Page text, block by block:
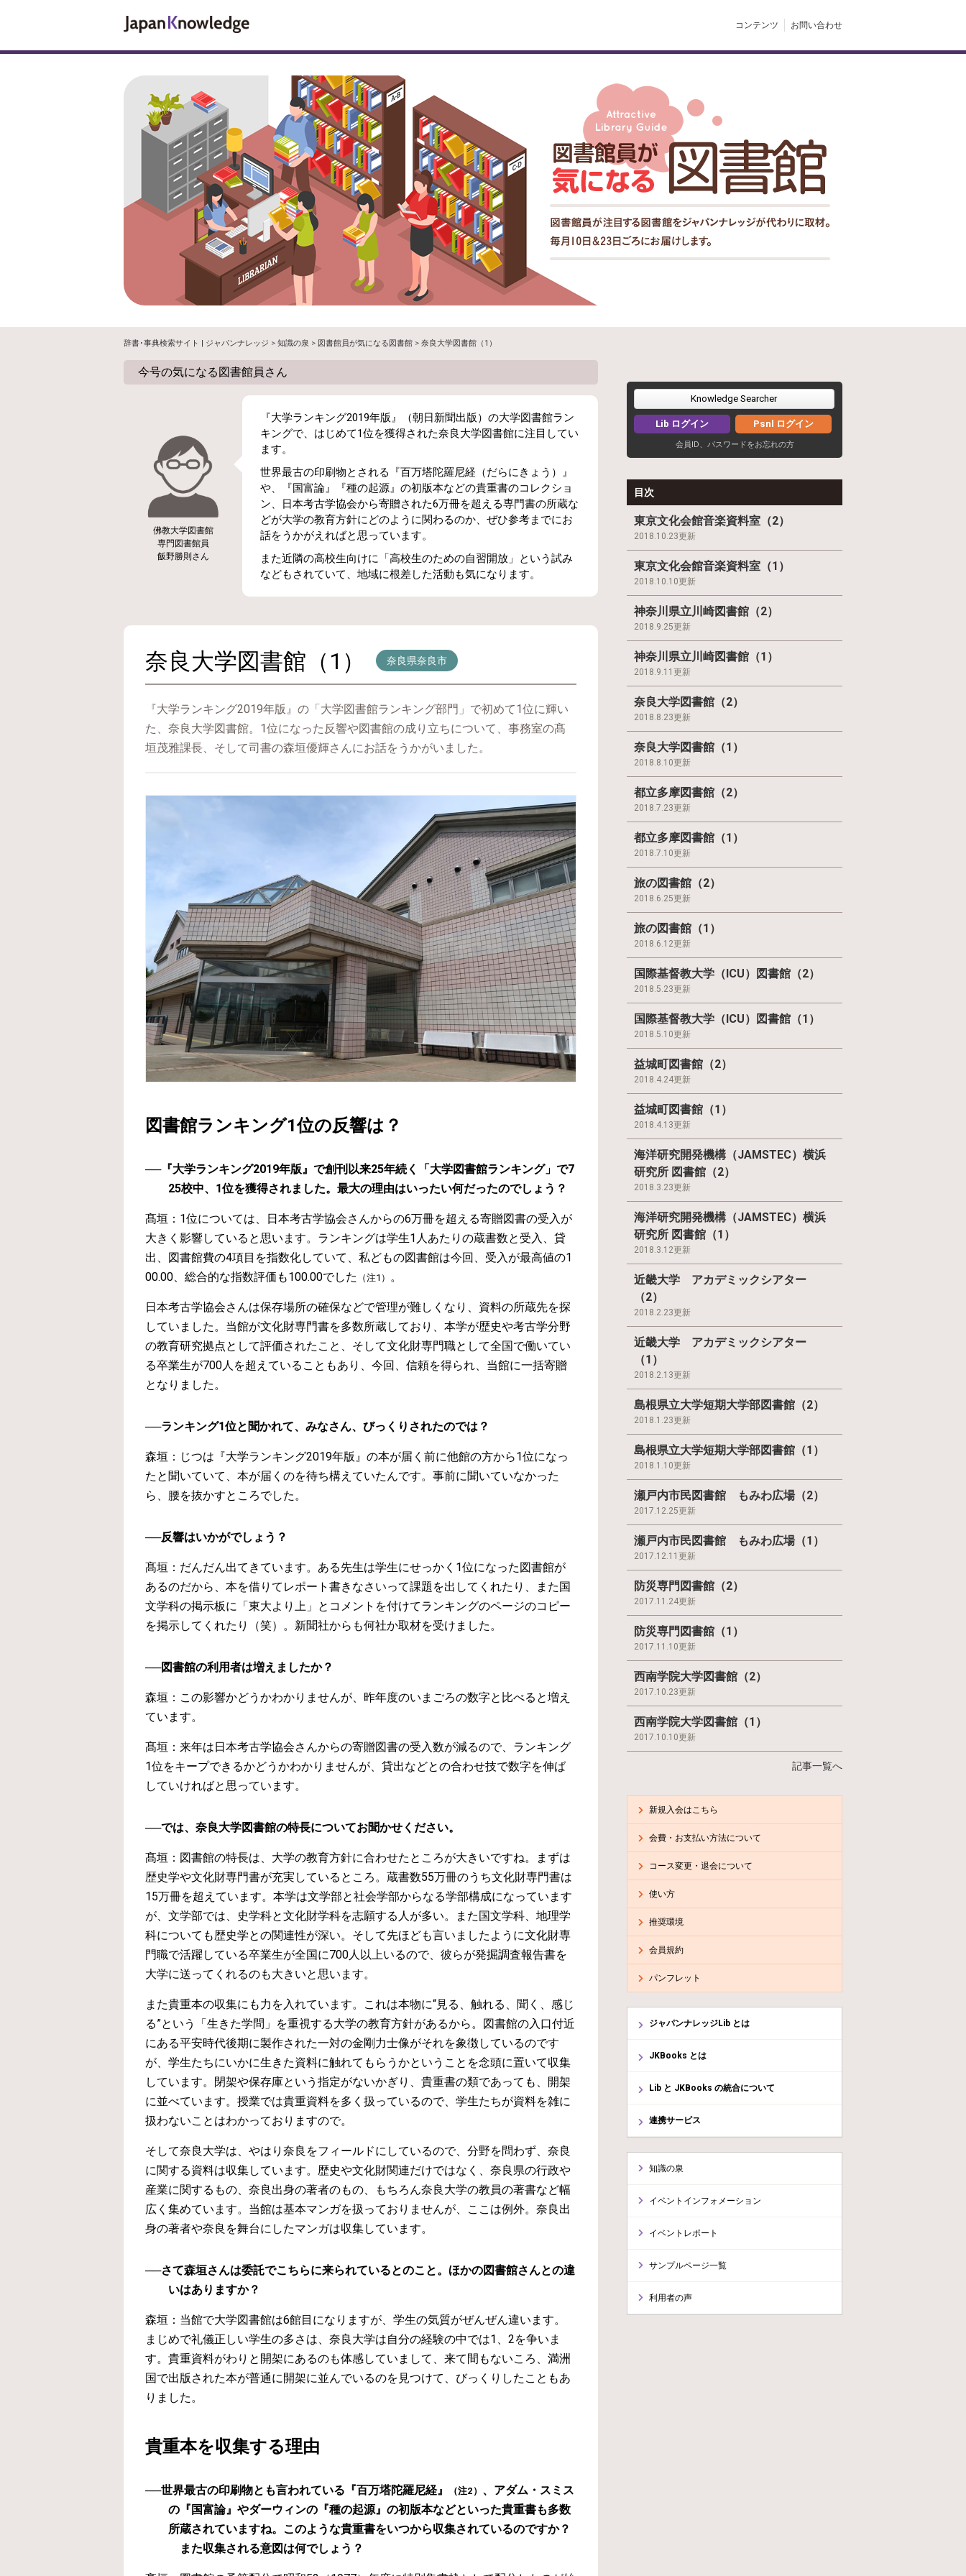
コンテンツ お問い合わせ
辞書･事典検索サイト | ジャパンナレッジ > 知識の泉 > 図書館員が気になる図書館 > 奈良大学図書館（1）
今号の気になる図書館員さん
佛教大学図書館
専門図書館員
飯野勝則さん
『大学ランキング2019年版』（朝日新聞出版）の大学図書館ラン
キングで、はじめて1位を獲得された奈良大学図書館に注目してい
ます。
世界最古の印刷物とされる『百万塔陀羅尼経（だらにきょう）』
や、『国富論』『種の起源』の初版本などの貴重書のコレクショ
ン、日本考古学協会から寄贈された6万冊を超える専門書の所蔵な
どが大学の教育方針にどのように関わるのか、ぜひ参考までにお
話をうかがえればと思っています。
また近隣の高校生向けに「高校生のための自習開放」という試み
などもされていて、地域に根差した活動も気になります。
奈良大学図書館（1） 奈良県奈良市
『大学ランキング2019年版』の「大学図書館ランキング部門」で初めて1位に輝い
た、奈良大学図書館。1位になった反響や図書館の成り立ちについて、事務室の髙
垣茂雅課長、そして司書の森垣優輝さんにお話をうかがいました。
図書館ランキング1位の反響は？
──『大学ランキング2019年版』で創刊以来25年続く「大学図書館ランキング」で7
25校中、1位を獲得されました。最大の理由はいったい何だったのでしょう？
髙垣：1位については、日本考古学協会さんからの6万冊を超える寄贈図書の受入が
大きく影響していると思います。ランキングは学生1人あたりの蔵書数と受入、貸
出、図書館費の4項目を指数化していて、私どもの図書館は今回、受入が最高値の1
00.00、総合的な指数評価も100.00でした
（注1） 。
日本考古学協会さんは保存場所の確保などで管理が難しくなり、資料の所蔵先を探
していました。当館が文化財専門書を多数所蔵しており、本学が歴史や考古学分野
の教育研究拠点として評価されたこと、そして文化財専門職として全国で働いてい
る卒業生が700人を超えていることもあり、今回、信頼を得られ、当館に一括寄贈
となりました。
──ランキング1位と聞かれて、みなさん、びっくりされたのでは？
森垣：じつは『大学ランキング2019年版』の本が届く前に他館の方から1位になっ
たと聞いていて、本が届くのを待ち構えていたんです。事前に聞いていなかった
ら、腰を抜かすところでした。
──反響はいかがでしょう？
髙垣：だんだん出てきています。ある先生は学生にせっかく1位になった図書館が
あるのだから、本を借りてレポート書きなさいって課題を出してくれたり、また国
文学科の掲示板に「東大より上」とコメントを付けてランキングのページのコピー
を掲示してくれたり（笑）。新聞社からも何社か取材を受けました。
──図書館の利用者は増えましたか？
森垣：この影響かどうかわかりませんが、昨年度のいまごろの数字と比べると増え
ています。
髙垣：来年は日本考古学協会さんからの寄贈図書の受入数が減るので、ランキング
1位をキープできるかどうかわかりませんが、貸出などとの合わせ技で数字を伸ば
していければと思っています。
──では、奈良大学図書館の特長についてお聞かせください。
髙垣：図書館の特長は、大学の教育方針に合わせたところが大きいですね。まずは
歴史学や文化財専門書が充実しているところ。蔵書数55万冊のうち文化財専門書は
15万冊を超えています。本学は文学部と社会学部からなる学部構成になっています
が、文学部では、史学科と文化財学科を志願する人が多い。また国文学科、地理学
科についても歴史学との関連性が深い。そして先ほども言いましたように文化財専
門職で活躍している卒業生が全国に700人以上いるので、彼らが発掘調査報告書を
大学に送ってくれるのも大きいと思います。
また貴重本の収集にも力を入れています。これは本物に“見る、触れる、聞く、感じ
る”という「生きた学問」を重視する大学の教育方針があるから。図書館の入口付近
にある平安時代後期に製作された一対の金剛力士像がそれを象徴しているのです
が、学生たちにいかに生きた資料に触れてもらうかということを念頭に置いて収集
しています。閉架や保存庫という指定がないかぎり、貴重書の類であっても、開架
に並べています。授業では貴重資料を多く扱っているので、学生たちが資料を雑に
扱わないことはわかっておりますので。
そして奈良大学は、やはり奈良をフィールドにしているので、分野を問わず、奈良
に関する資料は収集しています。歴史や文化財関連だけではなく、奈良県の行政や
産業に関するもの、奈良出身の著者のもの、もちろん奈良大学の教員の著書など幅
広く集めています。当館は基本マンガを扱っておりませんが、ここは例外。奈良出
身の著者や奈良を舞台にしたマンガは収集しています。
──さて森垣さんは委託でこちらに来られているとのこと。ほかの図書館さんとの違
いはありますか？
森垣：当館で大学図書館は6館目になりますが、学生の気質がぜんぜん違います。
まじめで礼儀正しい学生の多さは、奈良大学は自分の経験の中では1、2を争いま
す。貴重資料がわりと開架にあるのも体感していまして、来て間もないころ、満洲
国で出版された本が普通に開架に並んでいるのを見つけて、びっくりしたこともあ
りました。
貴重本を収集する理由
──世界最古の印刷物とも言われている『百万塔陀羅尼経』 （注2） 、アダム・スミス
の『国富論』やダーウィンの『種の起源』の初版本などといった貴重書も多数
所蔵されていますね。このような貴重書をいつから収集されているのですか？
また収集される意図は何でしょう？
Knowledge Searcher
Lib ログイン Psnl ログイン
会員ID、パスワードをお忘れの方
目次
東京文化会館音楽資料室（2）
2018.10.23更新
東京文化会館音楽資料室（1）
2018.10.10更新
神奈川県立川崎図書館（2）
2018.9.25更新
神奈川県立川崎図書館（1）
2018.9.11更新
奈良大学図書館（2）
2018.8.23更新
奈良大学図書館（1）
2018.8.10更新
都立多摩図書館（2）
2018.7.23更新
都立多摩図書館（1）
2018.7.10更新
旅の図書館（2）
2018.6.25更新
旅の図書館（1）
2018.6.12更新
国際基督教大学（ICU）図書館（2）
2018.5.23更新
国際基督教大学（ICU）図書館（1）
2018.5.10更新
益城町図書館（2）
2018.4.24更新
益城町図書館（1）
2018.4.13更新
海洋研究開発機構（JAMSTEC）横浜
研究所 図書館（2）
2018.3.23更新
海洋研究開発機構（JAMSTEC）横浜
研究所 図書館（1）
2018.3.12更新
近畿大学 アカデミックシアター
（2）
2018.2.23更新
近畿大学 アカデミックシアター
（1）
2018.2.13更新
島根県立大学短期大学部図書館（2）
2018.1.23更新
島根県立大学短期大学部図書館（1）
2018.1.10更新
瀬戸内市民図書館 もみわ広場（2）
2017.12.25更新
瀬戸内市民図書館 もみわ広場（1）
2017.12.11更新
防災専門図書館（2）
2017.11.24更新
防災専門図書館（1）
2017.11.10更新
西南学院大学図書館（2）
2017.10.23更新
西南学院大学図書館（1）
2017.10.10更新
記事一覧へ
新規入会はこちら
会費・お支払い方法について
コース変更・退会について
使い方
推奨環境
会員規約
パンフレット
ジャパンナレッジLib とは
JKBooks とは
Lib と JKBooks の統合について
連携サービス
知識の泉
イベントインフォメーション
イベントレポート
サンプルページ一覧
利用者の声